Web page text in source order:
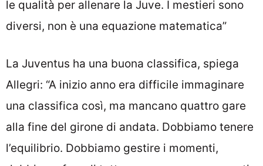
le qualità per allenare la Juve. I mestieri sono
diversi, non è una equazione matematica”
La Juventus ha una buona classifica, spiega
Allegri: “A inizio anno era difficile immaginare
una classifica così, ma mancano quattro gare
alla fine del girone di andata. Dobbiamo tenere
l’equilibrio. Dobbiamo gestire i momenti,